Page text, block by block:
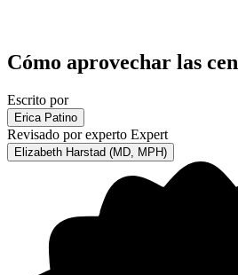
Cómo aprovechar las
Escrito por
Erica Patino
Revisado por experto Expert
Elizabeth Harstad (MD, MPH)